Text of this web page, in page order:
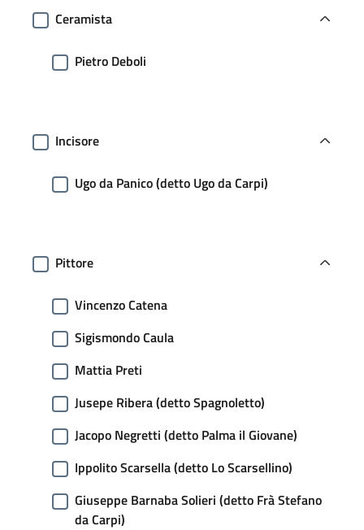
Ceramista
Pietro Deboli
Incisore
Ugo da Panico (detto Ugo da Carpi)
Pittore
Vincenzo Catena
Sigismondo Caula
Mattia Preti
Jusepe Ribera (detto Spagnoletto)
Jacopo Negretti (detto Palma il Giovane)
Ippolito Scarsella (detto Lo Scarsellino)
Giuseppe Barnaba Solieri (detto Frà Stefano
da Carpi)